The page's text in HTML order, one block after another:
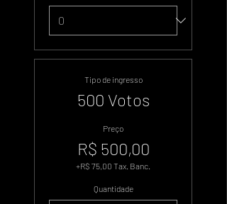
Tipo de ingresso
500 Votos
Preço
R$ 500,00
+R$ 75,00 Tax. Banc.
Quantidade